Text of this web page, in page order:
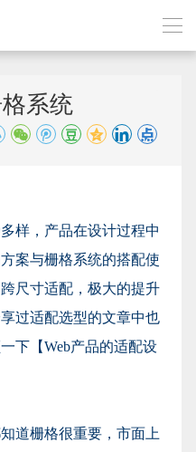
系统
样，产品在设计过程中
案与栅格系统的搭配使
尺寸适配，极大的提升
过适配选型的文章中也
下【Web产品的适配设
道栅格很重要，市面上